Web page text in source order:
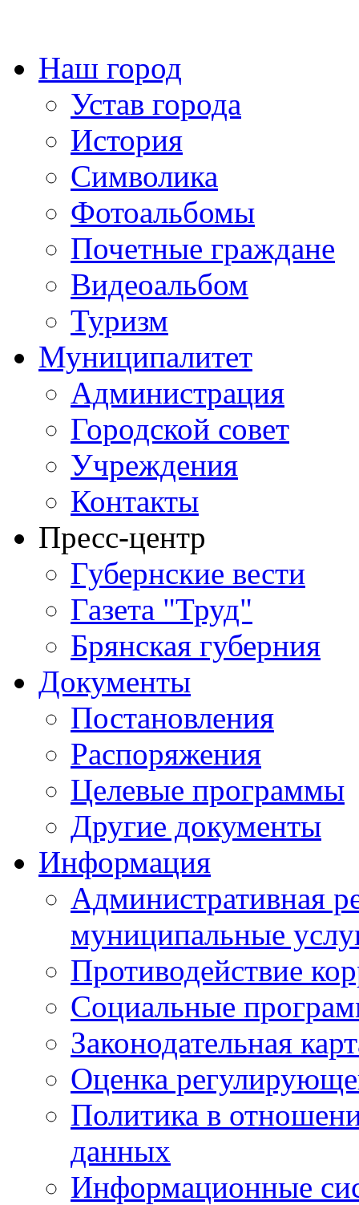
Наш город
Устав города
История
Символика
Фотоальбомы
Почетные граждане
Видеоальбом
Туризм
Муниципалитет
Администрация
Городской совет
Учреждения
Контакты
Пресс-центр
Губернские вести
Газета "Труд"
Брянская губерния
Документы
Постановления
Распоряжения
Целевые программы
Другие документы
Информация
Административная
муниципальные
Противодействие
Социальные
Законодательная
Оценка
Политика в
данных
Информационные